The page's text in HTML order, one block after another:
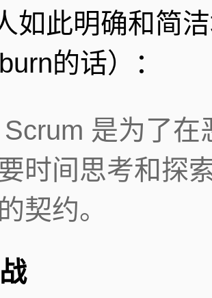
如此明确和简
的话）：
是为了
时间思考和探
契约。